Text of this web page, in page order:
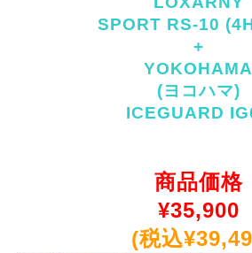
SPORT RS-10
+
YOKOHAMA
(ヨコハマ)
ICEGUARD
商品価格
¥35,900
(税込